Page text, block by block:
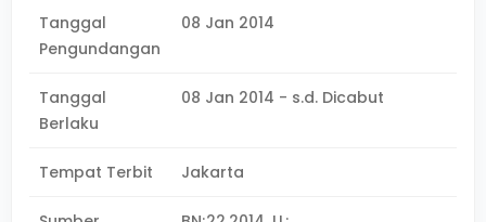
Tanggal
Pengundangan
08 Jan 2014
Tanggal
Berlaku
08 Jan 2014 - s.d. Dicabut
Tempat Terbit Jakarta